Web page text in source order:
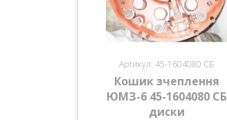
Артикул: 45-1604080 СБ
Кошик зчеплення
ЮМЗ-6 45-1604080 СБ
диски